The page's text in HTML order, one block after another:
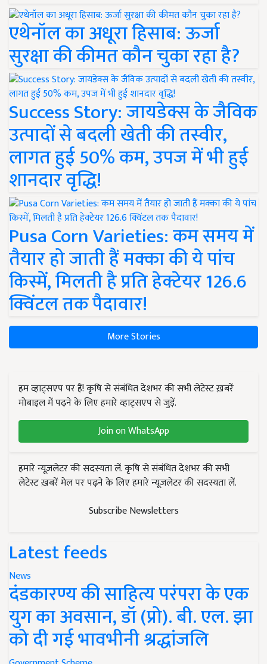
एथेनॉल का अधूरा हिसाब: ऊर्जा
सुरक्षा की कीमत कौन चुका रहा है?
Success Story: जायडेक्स के जैविक
उत्पादों से बदली खेती की तस्वीर,
लागत हुई 50% कम, उपज में भी हुई
शानदार वृद्धि!
Pusa Corn Varieties: कम समय में
तैयार हो जाती हैं मक्का की ये पांच
किस्में, मिलती है प्रति हेक्टेयर 126.6
क्विंटल तक पैदावार!
More Stories
हम व्हाट्सएप पर हैं! कृषि से संबंधित देशभर की सभी लेटेस्ट ख़बरें
मोबाइल में पढ़ने के लिए हमारे व्हाट्सएप से जुड़ें.
Join on WhatsApp
हमारे न्यूज़लेटर की सदस्यता लें. कृषि से संबंधित देशभर की सभी
लेटेस्ट ख़बरें मेल पर पढ़ने के लिए हमारे न्यूज़लेटर की सदस्यता लें.
Subscribe Newsletters
Latest feeds
News
दंडकारण्य की साहित्य परंपरा के एक
युग का अवसान, डॉ (प्रो). बी. एल. झा
को दी गई भावभीनी श्रद्धांजलि